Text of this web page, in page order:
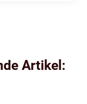
Artikel: